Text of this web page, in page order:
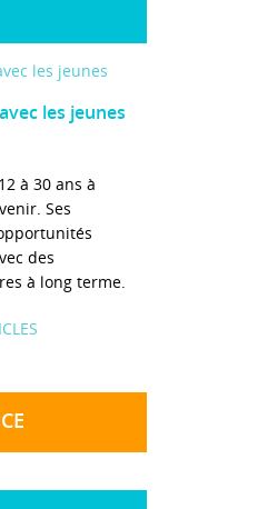
les jeunes
à 30 ans à
Ses
des
à long terme.